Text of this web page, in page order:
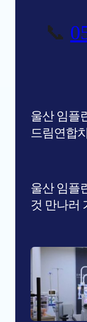
📞
울산 임플
드림연합
울산 임플
것 만나러